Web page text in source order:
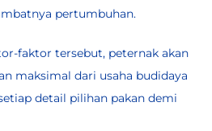
pertumbuhan.
faktor tersebut, peternak akan
maksimal dari usaha budidaya
detail pilihan pakan demi